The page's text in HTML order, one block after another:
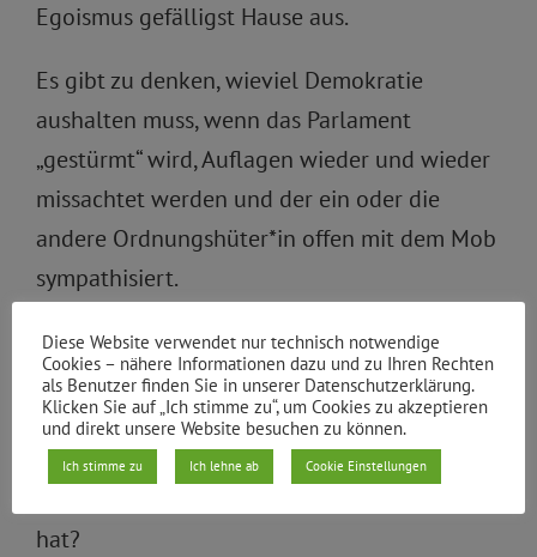
Egoismus gefälligst Hause aus.
Es gibt zu denken, wieviel Demokratie
aushalten muss, wenn das Parlament
„gestürmt“ wird, Auflagen wieder und wieder
missachtet werden und der ein oder die
andere Ordnungshüter*in offen mit dem Mob
sympathisiert.
Und wem nützt es, wenn nun plötzlich
Pflegekräfte und Kassierer*innen als
systemrelevante Berufe erkannt werden,
wenn sich für die Arbeitenden in diesem
hat?
Diese Website verwendet nur technisch notwendige
Cookies – nähere Informationen dazu und zu Ihren Rechten
als Benutzer finden Sie in unserer Datenschutzerklärung.
Klicken Sie auf „Ich stimme zu“, um Cookies zu akzeptieren
und direkt unsere Website besuchen zu können.
Ich stimme zu Ich lehne ab Cookie Einstellungen